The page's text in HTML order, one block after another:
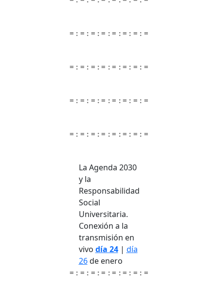
= : = : = : = : = : = : = : =
= : = : = : = : = : = : = : =
= : = : = : = : = : = : = : =
= : = : = : = : = : = : = : =
La Agenda 2030
y la
Responsabilidad
Social
Universitaria.
Conexión a la
transmisión en
vivo día 24| día
26de enero
= : = : = : = : = : = : = : =